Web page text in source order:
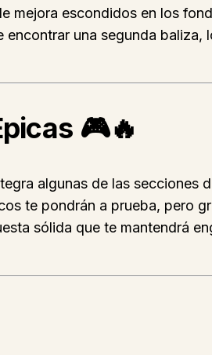
mejora escondidos en los
una segunda baliza,
🎮🔥
algunas de las secciones
te pondrán a prueba, pero
sólida que te mantendrá